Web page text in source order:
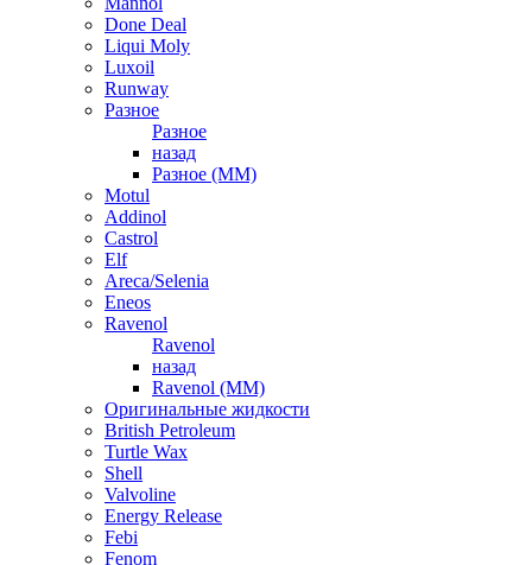
Done Deal
Liqui Moly
Luxoil
Runway
Разное
Разное
назад
Разное (ММ)
Motul
Addinol
Castrol
Elf
Areca/Selenia
Eneos
Ravenol
Ravenol
назад
Ravenol (ММ)
Оригинальные жидкости
British Petroleum
Turtle Wax
Shell
Valvoline
Energy Release
Febi
Fenom